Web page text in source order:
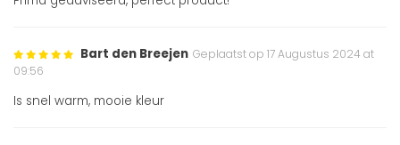
Bart den Breejen Geplaatst op 17 Augustus 2024 at
09:56
Is snel warm, mooie kleur